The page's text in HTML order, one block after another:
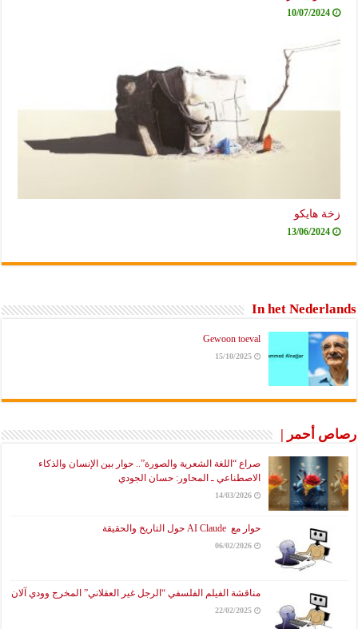
10/07/2024
زخة هايكو
13/06/2024
In het Nederlands
Gewoon toeval
15/10/2025
رصاص أحمر |
صراع “اللغة الشعرية والصورة”.. حوار بين الإنسان والذكاء
الاصطناعي ـ المحاور: حسان الجودي
14/03/2026
حوار مع AI Claude حول التاريخ والحقيقة
06/02/2026
مناقشة الفيلم الفلسفي “الرجل غير العقلاني” المخرج وودي آلان
22/02/2025